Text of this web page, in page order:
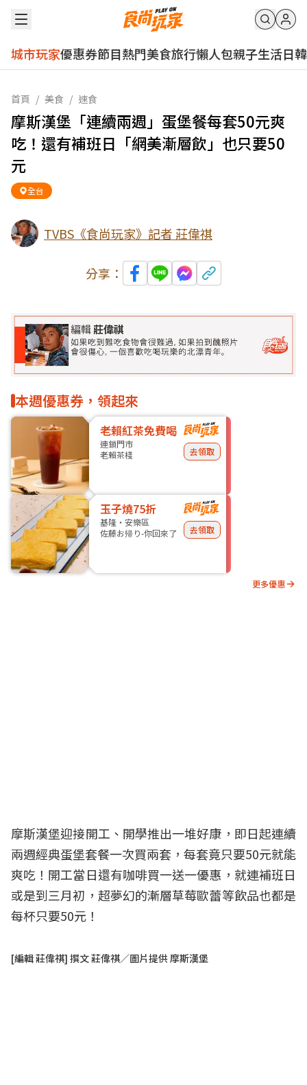
城市玩家優惠券節目熱門美食旅行懶人包親子生活日韓
首頁 / 美食 / 速食
摩斯漢堡「連續兩週」蛋堡餐每套50元爽
吃！還有補班日「網美漸層飲」也只要50
元
全台
TVBS《食尚玩家》記者 莊偉祺
分享：
本週優惠券，領起來
老賴紅茶免費喝
連鎖門市
老賴茶棧
去領取
玉子燒75折
基隆・安樂區
佐藤お帰り-你回來了
去領取
更多優惠
摩斯漢堡迎接開工、開學推出一堆好康，即日起連續
兩週經典蛋堡套餐一次買兩套，每套竟只要50元就能
爽吃！ 開工當日還有咖啡買一送一優惠，就連補班日
或是到三月初，超夢幻的漸層草莓歐蕾等飲品也都是
每杯只要50元！
[編輯 莊偉祺] 撰文 莊偉祺／圖片提供 摩斯漢堡